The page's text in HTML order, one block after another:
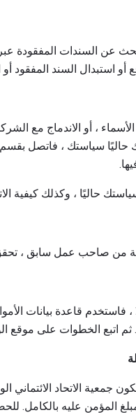
عن السندات المفقودة
، أو الاندماج مع
حاليًا سياستك ، فاتصل
حاليًا ، وكذلك كيفية
من صاحب عمل سابق ،
فاستخدم قاعدة بيانات
ثم اتبع الخطوات على موقع
جمعية الاتحاد
أموالك بالمبلغ المؤمن